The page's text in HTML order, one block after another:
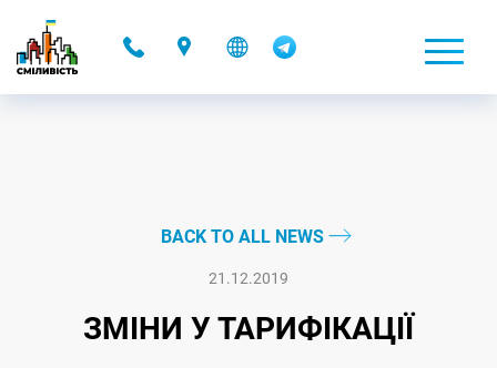
BACK TO ALL NEWS
21.12.2019
ЗМІНИ У ТАРИФІКАЦІЇ